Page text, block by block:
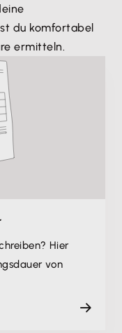
du komfortabel
ermitteln.
Hier
von